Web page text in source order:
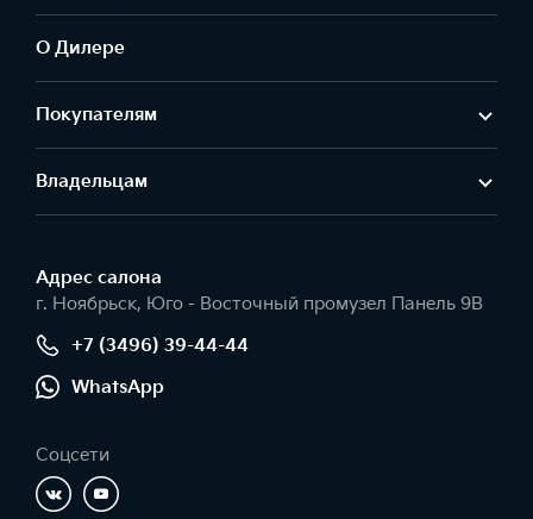
О Дилере
Покупателям
Владельцам
Адрес салонa
г. Ноябрьск, Юго - Восточный промузел Панель 9В
+7 (3496) 39-44-44
WhatsApp
Соцсети